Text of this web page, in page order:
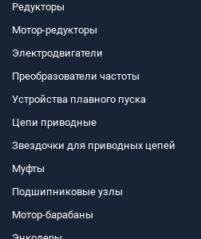
Редукторы
Мотор-редукторы
Электродвигатели
Преобразователи частоты
Устройства плавного пуска
Цепи приводные
Звездочки для приводных цепей
Муфты
Подшипниковые узлы
Мотор-барабаны